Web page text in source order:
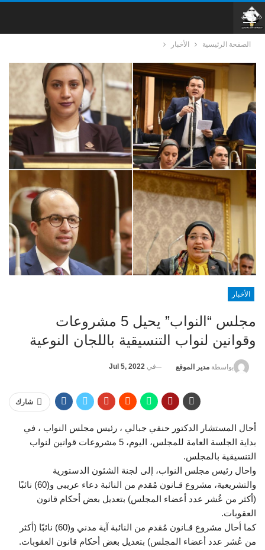
الصفحة الرئيسية الأخبار
الأخبار
مجلس “النواب” يحيل 5 مشروعات
وقوانين لنواب التنسيقية باللجان النوعية
بواسطة مدير الموقع في Jul 5, 2022
شارك
أحال المستشار الدكتور حنفي جبالي ، رئيس مجلس النواب ، في
بداية الجلسة العامة للمجلس، اليوم، 5 مشروعات قوانين لنواب
التنسيقية بالمجلس.
واحال رئيس مجلس النواب، إلى لجنة الشئون الدستورية
والتشريعية، مشروع قـانون مُقدم من النائبة دعاء عريبي و(60) نائبًا
(أكثر من عُشر عدد أعضاء المجلس) بتعديل بعض أحكام قانون
العقوبات.
كما أحال مشروع قـانون مُقدم من النائبة آية مدني و(60) نائبًا (أكثر
من عُشر عدد أعضاء المجلس) بتعديل بعض أحكام قانون العقوبات.